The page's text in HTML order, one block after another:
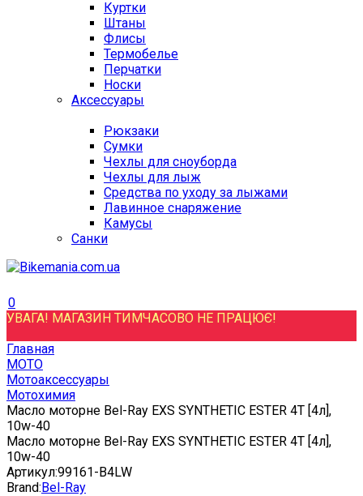
Куртки
Штаны
Флисы
Термобелье
Перчатки
Носки
Аксессуары
Рюкзаки
Сумки
Чехлы для сноуборда
Чехлы для лыж
Средства по уходу за лыжами
Лавинное снаряжение
Камусы
Санки
0
УВАГА! МАГАЗИН ТИМЧАСОВО НЕ ПРАЦЮЄ!
Главная
МОТО
Мотоаксессуары
Мотохимия
Масло моторне Bel-Ray EXS SYNTHETIC ESTER 4T [4л],
10w-40
Масло моторне Bel-Ray EXS SYNTHETIC ESTER 4T [4л],
10w-40
Артикул:99161-B4LW
Brand:Bel-Ray